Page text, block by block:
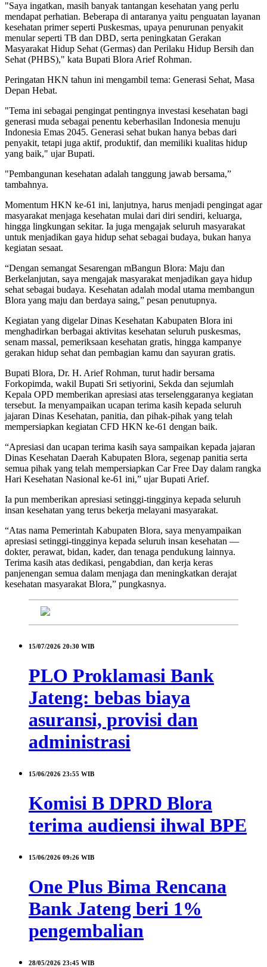
"Saya ingatkan, masih banyak tantangan kesehatan yang perlu
mendapat perhatian. Beberapa di antaranya yaitu penguatan layanan
kesehatan primer seperti Puskesmas, upaya penurunan penyakit
menular seperti TB dan DBD, serta peningkatan Gerakan
Masyarakat Hidup Sehat (Germas) dan Perilaku Hidup Bersih dan
Sehat (PHBS)," kata Bupati Blora Arief Rohman.
Peringatan HKN tahun ini mengambil tema: Generasi Sehat, Masa
Depan Hebat.
"Tema ini sebagai pengingat pentingnya investasi kesehatan bagi
generasi muda sebagai penentu keberhasilan Indonesia menuju
Indonesia Emas 2045. Generasi sehat bukan hanya bebas dari
penyakit, tetapi juga aktif, produktif, dan memiliki kualitas hidup
yang baik," ujar Bupati.
"Pembangunan kesehatan adalah tanggung jawab bersama,”
tambahnya.
Momentum HKN ke-61 ini, lanjutnya, harus menjadi pengingat agar
masyarakat menjaga kesehatan mulai dari diri sendiri, keluarga,
hingga lingkungan sekitar. Ia juga mengajak seluruh masyarakat
untuk menjadikan gaya hidup sehat sebagai budaya, bukan hanya
kegiatan sesaat.
“Dengan semangat Sesarengan mBangun Blora: Maju dan
Berkelanjutan, saya mengajak masyarakat menjadikan gaya hidup
sehat sebagai budaya. Kesehatan adalah modal utama membangun
Blora yang maju dan berdaya saing,” pesan penutupnya.
Kegiatan yang digelar Dinas Kesehatan Kabupaten Blora ini
menghadirkan berbagai aktivitas kesehatan seluruh puskesmas,
senam massal, pemeriksaan kesehatan gratis, hingga kampanye
gerakan hidup sehat dan pembagian kamu dan sayuran gratis.
Bupati Blora, Dr. H. Arief Rohman, turut hadir bersama
Forkopimda, wakil Bupati Sri setiyorini, Sekda dan sejumlah
Kepala OPD memberikan apresiasi atas terselenggaranya kegiatan
tersebut. Ia menyampaikan ucapan terima kasih kepada seluruh
jajaran Dinas Kesehatan, panitia, dan pihak-pihak yang telah
mempersiapkan kegiatan CFD HKN ke-61 dengan baik.
“Apresiasi dan ucapan terima kasih saya sampaikan kepada jajaran
Dinas Kesehatan Daerah Kabupaten Blora, segenap panitia serta
semua pihak yang telah mempersiapkan Car Free Day dalam rangka
Hari Kesehatan Nasional ke-61 ini,” ujar Bupati Arief.
Ia pun memberikan apresiasi setinggi-tingginya kepada seluruh
insan kesehatan yang terus bekerja melayani masyarakat.
“Atas nama Pemerintah Kabupaten Blora, saya menyampaikan
apresiasi setinggi-tingginya kepada seluruh insan kesehatan —
dokter, perawat, bidan, kader, dan tenaga pendukung lainnya.
Terima kasih atas dedikasi, pengabdian, dan kerja keras
panjenengan semua dalam menjaga dan meningkatkan derajat
kesehatan masyarakat Blora,” pungkasnya.
15/07/2026 20:30 WIB
PLO Proklamasi Bank
Jateng: bebas biaya
asuransi, provisi dan
administrasi
15/06/2026 23:55 WIB
Komisi B DPRD Blora
terima audiensi ihwal BPE
15/06/2026 09:26 WIB
One Plus Bima Rencana
Bank Jateng beri 1%
pengembalian
28/05/2026 23:45 WIB